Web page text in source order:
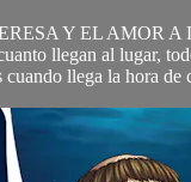
Y EL AMOR A
llegan al lugar,
cuando llega la hora de